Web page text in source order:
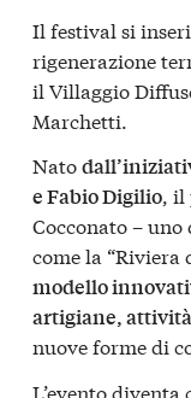
Il festival si
rigenerazione
il Villaggio
Marchetti.
Nato
e Fabio Digilio, il
Cocconato –
come la “Riviera
modello
artigiane,
nuove forme di
L’evento